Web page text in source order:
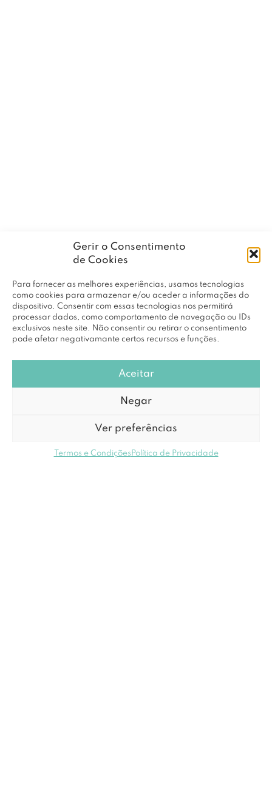
Gerir o Consentimento
de Cookies
Para fornecer as melhores experiências, usamos tecnologias
como cookies para armazenar e/ou aceder a informações do
dispositivo. Consentir com essas tecnologias nos permitirá
processar dados, como comportamento de navegação ou IDs
exclusivos neste site. Não consentir ou retirar o consentimento
pode afetar negativamante certos recursos e funções.
Aceitar
Negar
Ver preferências
Termos e Condições Política de Privacidade